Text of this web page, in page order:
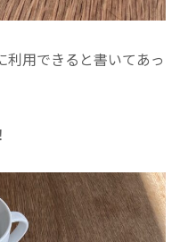
利用できると書いてあっ